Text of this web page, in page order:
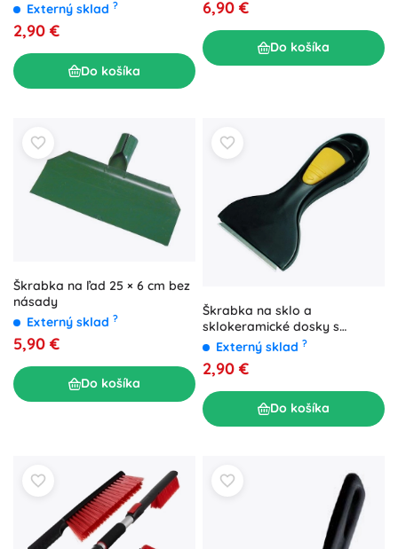
Externý sklad ?
2,90 €
Do košíka
6,90 €
Do košíka
Škrabka na ľad 25 × 6 cm bez
násady
Externý sklad ?
5,90 €
Do košíka
Škrabka na sklo a
sklokeramické dosky s
krytkou
Externý sklad ?
2,90 €
Do košíka